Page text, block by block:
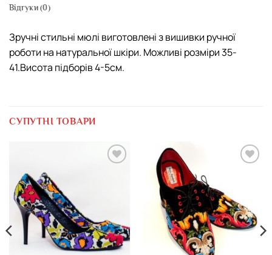
Відгуки (0)
Зручні стильні мюлі виготовлені з вишивки ручної
роботи на натуральної шкіри. Можливі розміри 35-
41.Висота підборів 4-5см.
СУПУТНІ ТОВАРИ